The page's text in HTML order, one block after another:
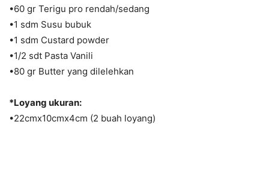
•60 gr Terigu pro rendah/sedang
•1 sdm Susu bubuk
•1 sdm Custard powder
•1/2 sdt Pasta Vanili
•80 gr Butter yang dilelehkan
*Loyang ukuran:
•22cmx10cmx4cm (2 buah loyang)